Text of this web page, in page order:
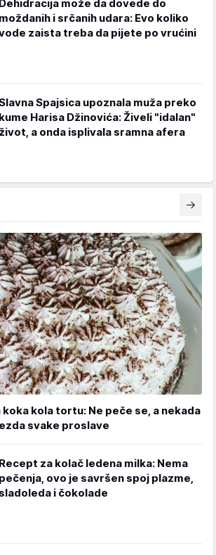
Dehidracija može da dovede do
moždanih i srčanih udara: Evo koliko
zaista treba da pijete po vrućini
Spajsica upoznala muža preko
kume Harisa Džinovića: Živeli "idalan"
život, a onda isplivala sramna afera
kola tortu: Ne peče se, a nekada
svake proslave
Recept za kolač ledena milka: Nema
pečenja, ovo je savršen spoj plazme,
sladoleda i čokolade